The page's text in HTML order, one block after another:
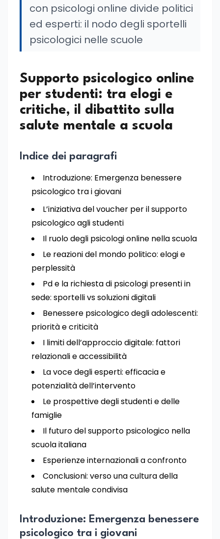
con psicologi online divide politici
ed esperti: il nodo degli sportelli
psicologici nelle scuole
Supporto psicologico online
per studenti: tra elogi e
critiche, il dibattito sulla
salute mentale a scuola
Indice dei paragrafi
Introduzione: Emergenza benessere
psicologico tra i giovani
L’iniziativa del voucher per il supporto
psicologico agli studenti
Il ruolo degli psicologi online nella scuola
Le reazioni del mondo politico: elogi e
perplessità
Pd e la richiesta di psicologi presenti in
sede: sportelli vs soluzioni digitali
Benessere psicologico degli adolescenti:
priorità e criticità
I limiti dell’approccio digitale: fattori
relazionali e accessibilità
La voce degli esperti: efficacia e
potenzialità dell’intervento
Le prospettive degli studenti e delle
famiglie
Il futuro del supporto psicologico nella
scuola italiana
Esperienze internazionali a confronto
Conclusioni: verso una cultura della
salute mentale condivisa
Introduzione: Emergenza benessere
psicologico tra i giovani